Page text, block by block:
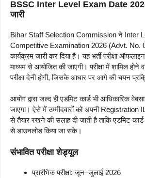
BSSC Inter Level Exam Date 2026:
जारी
Bihar Staff Selection Commission ने Inter
Competitive Examination 2026 (Advt. No.
कार्यक्रम जारी कर दिया है। यह भर्ती परीक्षा
माध्यम से आयोजित की जाएगी। परीक्षा में शामिल होने
परीक्षा देनी होगी, जिसके आधार पर आगे की चयन
आयोग द्वारा जल्द ही एडमिट कार्ड भी आधिकारिक
जाएगा। ऐसे में उम्मीदवारों को अपनी
से तैयार रखने की सलाह दी जाती है ताकि एडमिट कार्ड
से डाउनलोड किया जा सके।
संभावित परीक्षा शेड्यूल
प्रारंभिक परीक्षा: जून–जुलाई 2026